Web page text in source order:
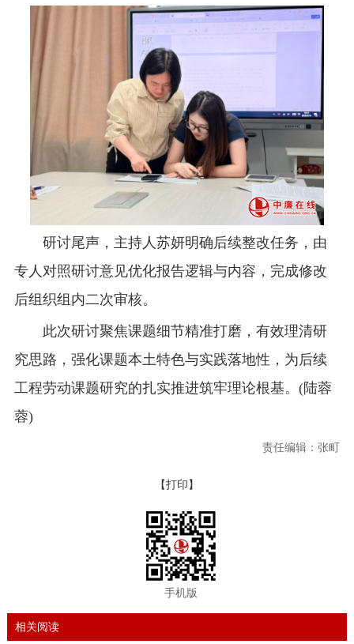
研讨尾声，主持人苏妍明确后续整改任务，由
专人对照研讨意见优化报告逻辑与内容，完成修改
后组织组内二次审核。
此次研讨聚焦课题细节精准打磨，有效理清研
究思路，强化课题本土特色与实践落地性，为后续
工程劳动课题研究的扎实推进筑牢理论根基。(陆蓉
蓉)
责任编辑：张町
【打印】
手机版
相关阅读